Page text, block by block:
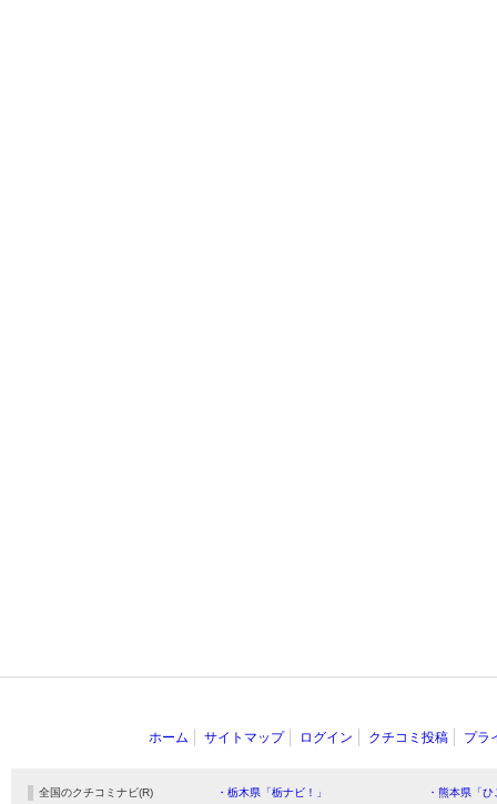
ホーム サイトマップ ログイン クチコミ投稿 プラ
全国のクチコミナビ(R) ・栃木県「栃ナビ！」 ・熊本県「